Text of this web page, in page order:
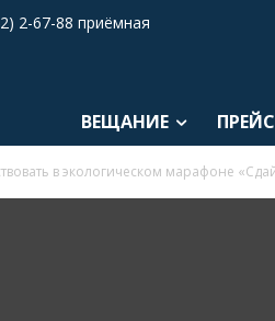
2-67-88 приёмная
ВЕЩАНИЕ
в экологическом марафоне